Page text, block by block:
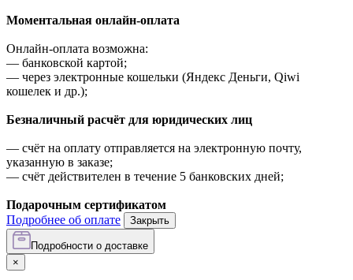
Моментальная онлайн-оплата
Онлайн-оплата возможна:
— банковской картой;
— через электронные кошельки (Яндекс Деньги, Qiwi
кошелек и др.);
Безналичный расчёт для юридических лиц
— счёт на оплату отправляется на электронную почту,
указанную в заказе;
— счёт действителен в течение 5 банковских дней;
Подарочным сертификатом
Подробнее об оплате
Закрыть
Подробности о доставке
×